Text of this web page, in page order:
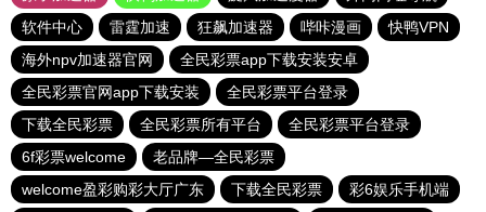
软件中心
雷霆加速 狂飙加速器 哔咔漫画
快鸭VPN
海外npv加速器官网
全民彩票app下载安装安卓
全民彩票官网app下载安装
全民彩票平台登录
下载全民彩票
全民彩票所有平台
全民彩票平台登录
6f彩票welcome
老品牌—全民彩票
welcome盈彩购彩大厅广东
下载全民彩票
彩6娱乐手机端